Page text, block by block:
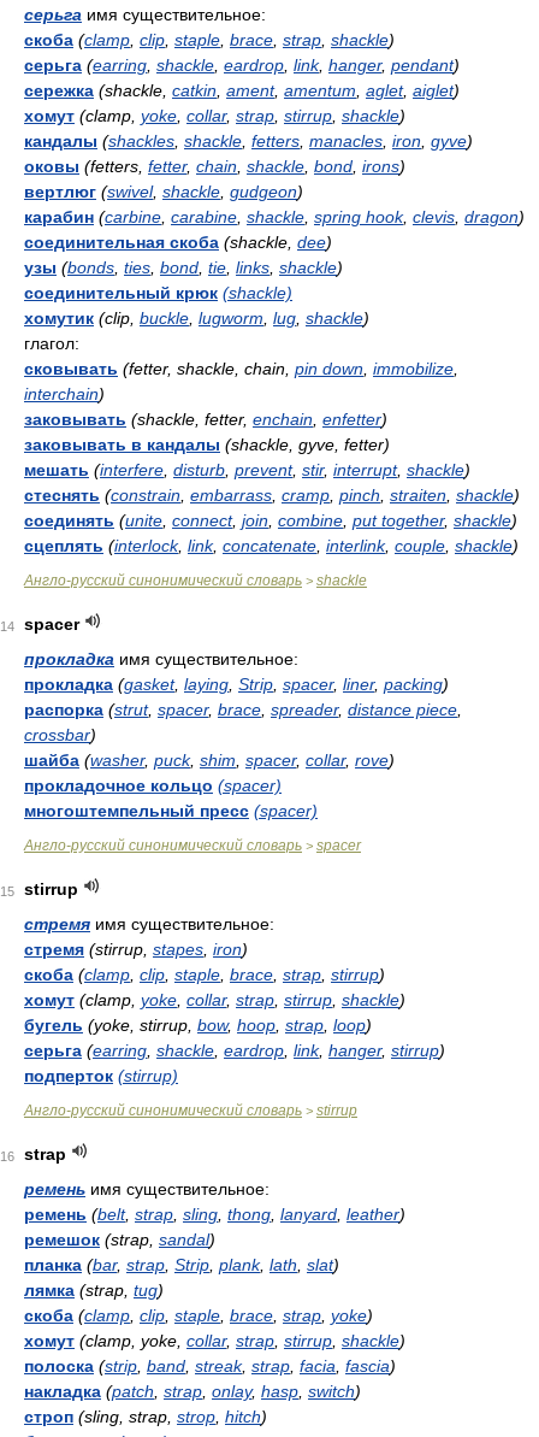
серьга имя существительное:
скоба (clamp clip staple brace strap shackle)
серьга (earring shackle eardrop link, hanger, pendant)
сережка (shackle, catkin ament, amentum aglet, aiglet)
хомут (clamp, yoke collar, strap stirrup shackle)
кандалы (shackles shackle fetters manacles iron gyve)
оковы (fetters, fetter, chain shackle bond irons)
вертлюг (swivel, shackle gudgeon)
карабин (carbine carabine shackle spring hook, clevis dragon)
соединительная скоба (shackle, dee)
узы (bonds ties bond tie links shackle)
соединительный крюк (shackle)
хомутик (clip, buckle lugworm lug shackle)
глагол:
сковывать (fetter, shackle, chain, pin down immobilize
interchain)
заковывать (shackle, fetter, enchain enfetter)
заковывать в кандалы (shackle, gyve, fetter)
мешать (interfere disturb prevent, stir, interrupt, shackle)
стеснять (constrain embarrass cramp pinch straiten shackle)
соединять (unite connect, join combine put together, shackle)
сцеплять (interlock, link, concatenate interlink, couple shackle)
Англо-русский синонимический словарь > shackle
14
spacer
прокладка имя существительное:
прокладка (gasket, laying Strip spacer, liner, packing)
распорка (strut, spacer, brace spreader, distance piece
crossbar)
шайба (washer, puck, shim spacer, collar, rove)
прокладочное кольцо (spacer)
многоштемпельный пресс (spacer)
Англо-русский синонимический словарь > spacer
15
stirrup
стремя имя существительное:
стремя (stirrup, stapes iron)
скоба (clamp clip staple brace strap stirrup)
хомут (clamp, yoke collar, strap stirrup shackle)
бугель (yoke, stirrup, bow, hoop strap loop)
серьга (earring shackle eardrop link, hanger, stirrup)
подперток (stirrup)
Англо-русский синонимический словарь > stirrup
16
strap
ремень имя существительное:
ремень (belt, strap sling thong lanyard leather)
ремешок (strap, sandal)
планка (bar, strap Strip plank, lath slat)
лямка (strap, tug)
скоба (clamp clip staple brace strap yoke)
хомут (clamp, yoke, collar, strap stirrup shackle)
полоска (strip band streak, strap facia fascia)
накладка (patch strap onlay, hasp switch)
строп (sling, strap, strop hitch)